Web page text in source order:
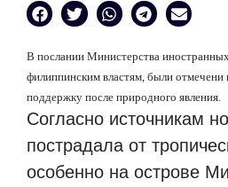
В послании Министерства
филиппинским властям, были отмечени
поддержку после природного явления.
Согласно источникам
пострадала от
особенно на острове